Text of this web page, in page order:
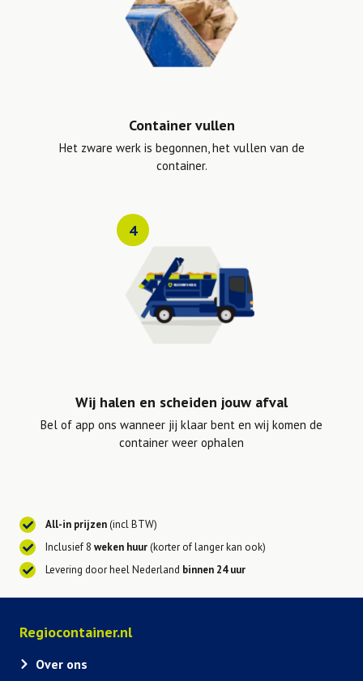
Container vullen
Het zware werk is begonnen, het vullen van de
container.
4
Wij halen en scheiden jouw afval
Bel of app ons wanneer jij klaar bent en wij komen de
container weer ophalen
All-in prijzen(incl BTW)
Inclusief 8 weken huur(korter of langer kan ook)
Levering door heel Nederland binnen 24 uur
Regiocontainer.nl
Over ons